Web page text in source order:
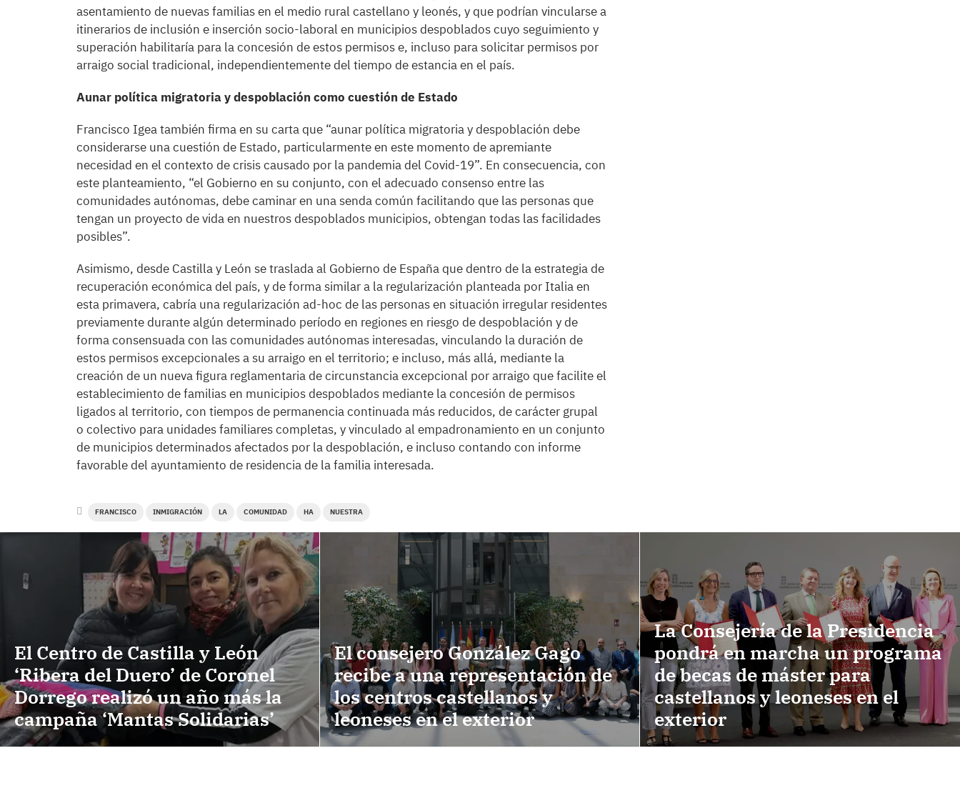
asentamiento de nuevas familias en el medio rural castellano y leonés, y que podrían vincularse a
itinerarios de inclusión e inserción socio-laboral en municipios despoblados cuyo seguimiento y
superación habilitaría para la concesión de estos permisos e, incluso para solicitar permisos por
arraigo social tradicional, independientemente del tiempo de estancia en el país.
Aunar política migratoria y despoblación como cuestión de Estado
Francisco Igea también firma en su carta que “aunar política migratoria y despoblación debe
considerarse una cuestión de Estado, particularmente en este momento de apremiante
necesidad en el contexto de crisis causado por la pandemia del Covid-19”. En consecuencia, con
este planteamiento, “el Gobierno en su conjunto, con el adecuado consenso entre las
comunidades autónomas, debe caminar en una senda común facilitando que las personas que
tengan un proyecto de vida en nuestros despoblados municipios, obtengan todas las facilidades
posibles”.
Asimismo, desde Castilla y León se traslada al Gobierno de España que dentro de la estrategia de
recuperación económica del país, y de forma similar a la regularización planteada por Italia en
esta primavera, cabría una regularización ad-hoc de las personas en situación irregular residentes
previamente durante algún determinado período en regiones en riesgo de despoblación y de
forma consensuada con las comunidades autónomas interesadas, vinculando la duración de
estos permisos excepcionales a su arraigo en el territorio; e incluso, más allá, mediante la
creación de un nueva figura reglamentaria de circunstancia excepcional por arraigo que facilite el
establecimiento de familias en municipios despoblados mediante la concesión de permisos
ligados al territorio, con tiempos de permanencia continuada más reducidos, de carácter grupal
o colectivo para unidades familiares completas, y vinculado al empadronamiento en un conjunto
de municipios determinados afectados por la despoblación, e incluso contando con informe
favorable del ayuntamiento de residencia de la familia interesada.
FRANCISCO INMIGRACIÓN LA COMUNIDAD HA NUESTRA
El Centro de Castilla y León
‘Ribera del Duero’ de Coronel
Dorrego realizó un año más la
campaña ‘Mantas Solidarias’
El consejero González Gago
recibe a una representación de
los centros castellanos y
leoneses en el exterior
La Consejería de la Presidencia
pondrá en marcha un programa
de becas de máster para
castellanos y leoneses en el
exterior